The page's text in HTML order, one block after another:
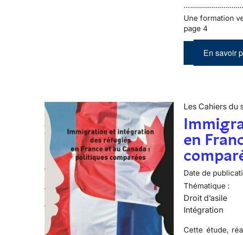
Une formation
page 4
En savoir
Les Cahiers du
en
Date de
Thématique :
Droit d’asile
Intégration
Cette étude,